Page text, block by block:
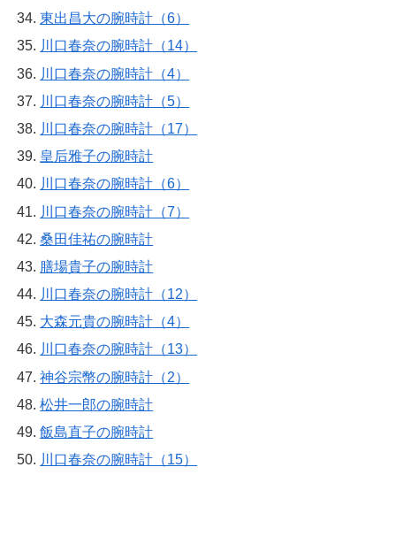
東出昌大の腕時計（6）
川口春奈の腕時計（14）
川口春奈の腕時計（4）
川口春奈の腕時計（5）
川口春奈の腕時計（17）
皇后雅子の腕時計
川口春奈の腕時計（6）
川口春奈の腕時計（7）
桑田佳祐の腕時計
膳場貴子の腕時計
川口春奈の腕時計（12）
大森元貴の腕時計（4）
川口春奈の腕時計（13）
神谷宗幣の腕時計（2）
松井一郎の腕時計
飯島直子の腕時計
川口春奈の腕時計（15）